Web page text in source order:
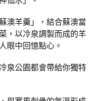
澳羊羹」，結合蘇澳當
，以冷泉調製而成的羊
眼中回憶點心。
泉公園都會帶給你獨特